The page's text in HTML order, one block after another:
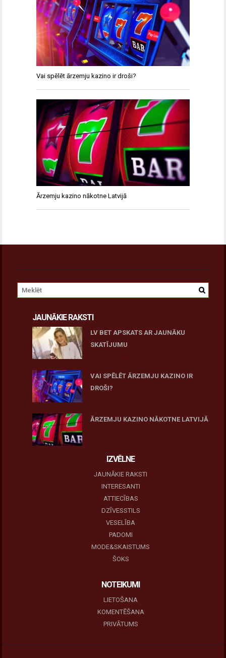
Vai spēlēt ārzemju kazino ir droši?
Ārzemju kazino nākotne Latvijā
JAUNĀKIE RAKSTI
LV BET APSKATS AR JAUNĀKU
SKATĪJUMU
VAI SPĒLĒT ĀRZEMJU KAZINO IR
DROŠI?
ĀRZEMJU KAZINO NĀKOTNE LATVIJĀ
IZVĒLNE
JAUNĀKIE RAKSTI
INTERESANTI
ATTIECĪBAS
DZĪVESSTILS
VESELĪBA
PADOMI
MODE&SKAISTUMS
ŠOKS
NOTEIKUMI
LIETOŠANA
KOMENTĒŠANA
PRIVĀTUMS